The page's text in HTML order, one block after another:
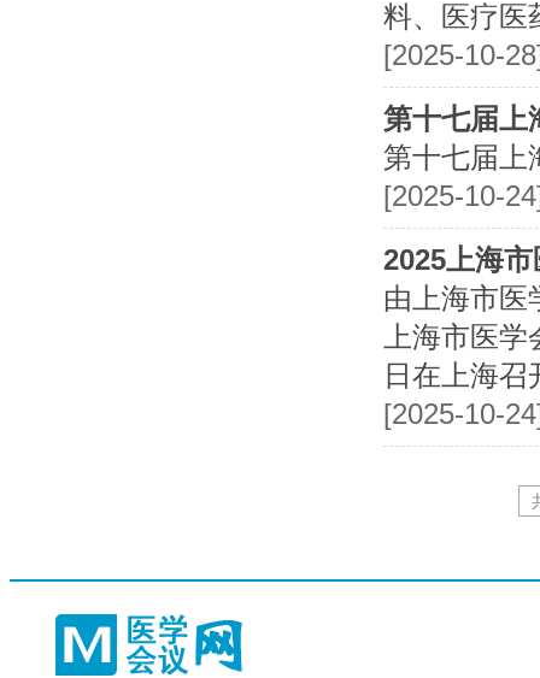
料、医疗医
[2025-10-
第十七届上
第十七届上
[2025-10-
2025上海
由上海市医
上海市医
日在上海召
[2025-10-